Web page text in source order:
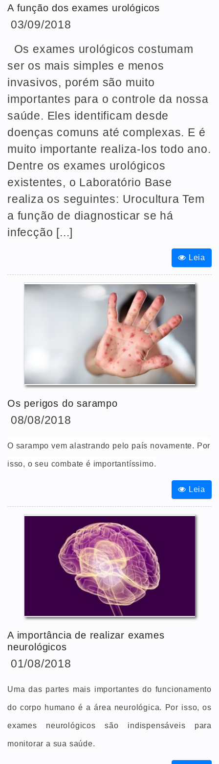
A função dos exames urológicos
03/09/2018
Os exames urológicos costumam
ser os mais simples e menos
invasivos, porém são muito
importantes para o controle da nossa
saúde. Eles identificam desde
doenças comuns até complexas. E é
muito importante realiza-los todo ano.
Dentre os exames urológicos
existentes, o Laboratório Base
realiza os seguintes: Urocultura Tem
a função de diagnosticar se há
infecção [...]
Leia
Os perigos do sarampo
08/08/2018
O sarampo vem alastrando pelo país novamente. Por
isso, o seu combate é importantíssimo.
Leia
A importância de realizar exames
neurológicos
01/08/2018
Uma das partes mais importantes do funcionamento
do corpo humano é a área neurológica. Por isso, os
exames neurológicos são indispensáveis para
monitorar a sua saúde.